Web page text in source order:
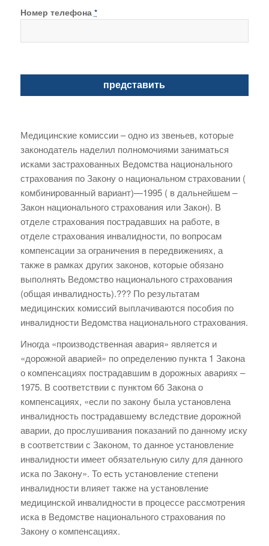
Номер телефона *
Медицинские комиссии – одно из звеньев, которые
законодатель наделил полномочиями заниматься
исками застрахованных Ведомства национального
страхования по Закону о национальном страховании (
комбинированный вариант)—1995 ( в дальнейшем –
Закон национального страхования или Закон). В
отделе страхования пострадавших на работе, в
отделе страхования инвалидности, по вопросам
компенсации за ограничения в передвижениях, а
также в рамках других законов, которые обязано
выполнять Ведомство национального страхования
(общая инвалидность).??? По результатам
медицинских комиссий выплачиваются пособия по
инвалидности Ведомства национального страхования.
Иногда «производственная авария» является и
«дорожной аварией» по определению пункта 1 Закона
о компенсациях пострадавшим в дорожных авариях –
1975. В соответствии с пунктом 6б Закона о
компенсациях, «если по закону была установлена
инвалидность пострадавшему вследствие дорожной
аварии, до прослушивания показаний по данному иску
в соответствии с Законом, то данное установление
инвалидности имеет обязательную силу для данного
иска по Закону». То есть установление степени
инвалидности влияет также на установление
медицинской инвалидности в процессе рассмотрения
иска в Ведомстве национального страхования по
Закону о компенсациях.